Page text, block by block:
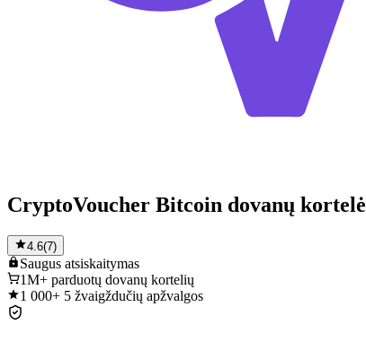
CryptoVoucher Bitcoin dovanų kortelė
4.6(7)
Saugus atsiskaitymas
1M+ parduotų dovanų kortelių
1 000+ 5 žvaigždučių apžvalgos